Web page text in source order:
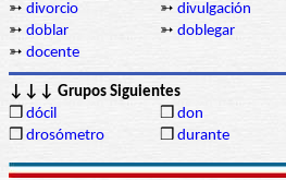
➳ divorcio ➳ divulgación
➳ doblar ➳ doblegar
➳ docente
↓↓↓ Grupos Siguientes
❒ dócil ❒ don
❒ drosómetro ❒ durante